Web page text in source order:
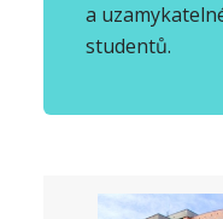
a
studentů.